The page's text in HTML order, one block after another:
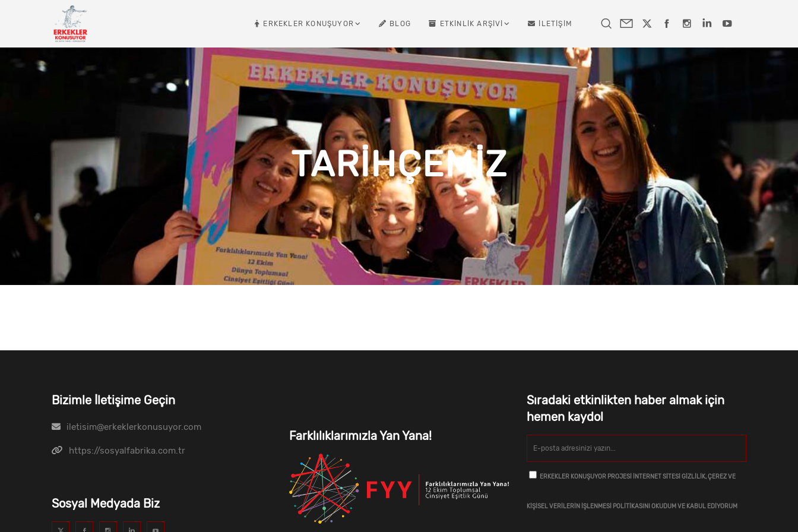
ERKEKLER KONUŞUYOR BLOG ETKINLIK ARŞIVI İLETIŞIM
TARIHÇEMIZ
Bizimle İletişime Geçin
iletisim@erkeklerkonusuyor.com
https://sosyalfabrika.com.tr
Sosyal Medyada Biz
Farklılıklarımızla Yan Yana!
Sıradaki etkinlikten haber almak için
hemen kaydol
ERKEKLER KONUŞUYOR PROJESI İNTERNET SITESI GIZLILIK, ÇEREZ VE
KIŞISEL VERILERIN İŞLENMESI POLITIKASINI OKUDUM VE KABUL EDIYORUM